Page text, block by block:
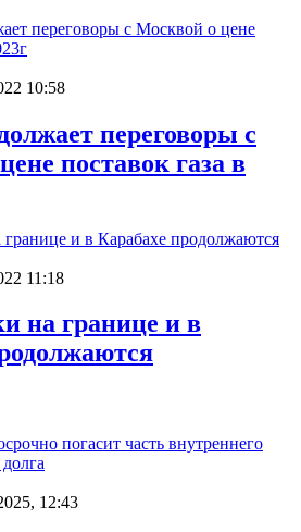
10:58
переговоры с
поставок газа в
11:18
на границе и в
12:43